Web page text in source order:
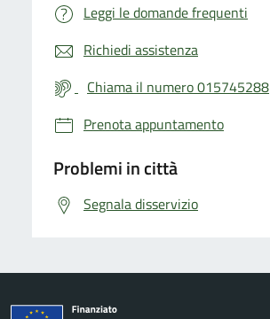
Leggi le domande frequenti
Richiedi assistenza
Chiama il numero 015745288
Prenota appuntamento
Problemi in città
Segnala disservizio